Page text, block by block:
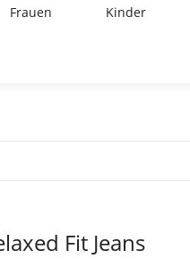
Frauen Kinder
Fit Jeans